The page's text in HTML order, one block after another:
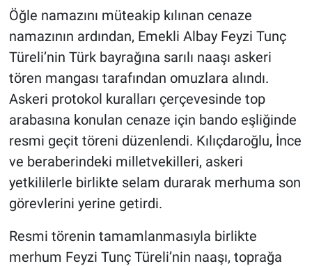
Öğle namazını müteakip kılınan cenaze
namazının ardından, Emekli Albay Feyzi Tunç
Türeli’nin Türk bayrağına sarılı naaşı askeri
tören mangası tarafından omuzlara alındı.
Askeri protokol kuralları çerçevesinde top
arabasına konulan cenaze için bando eşliğinde
resmi geçit töreni düzenlendi. Kılıçdaroğlu, İnce
ve beraberindeki milletvekilleri, askeri
yetkililerle birlikte selam durarak merhuma son
görevlerini yerine getirdi.
Resmi törenin tamamlanmasıyla birlikte
merhum Feyzi Tunç Türeli’nin naaşı, toprağa